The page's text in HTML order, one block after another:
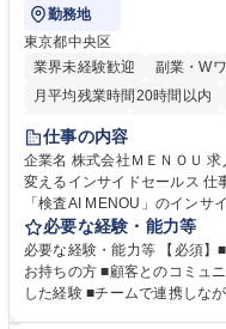
勤務地
東京都中央区
業界未経験歓迎
副業・W
月平均残業時間20時間以内
時短勤務あり
駅近5分以内
土日祝休み
仕事の内容
企業名 株式会社ＭＥＮＯＵ 求人名 ★【未経験歓迎】AIで製造業の未来を
変えるインサイドセールス 仕事の内容 ノーコードで検査AIを開発できる
「検査AI MENOU」のインサ
商談機会の創出までを担って
セールスをつなぐ役割として、 適切なタイミングで顧客とコミュニケ
ョンを取りながら、受注につ
体的な仕事内容】 リードへの
必要な経験・能力等
必要な経験・能力等 【必須
お持ちの方 ■顧客とのコミュ
した経験 ■チームで連携しながら目標